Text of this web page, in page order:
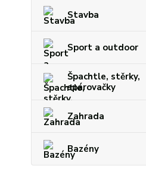
Stavba
Sport a outdoor
Špachtle, stěrky,
spárovačky
Zahrada
Bazény